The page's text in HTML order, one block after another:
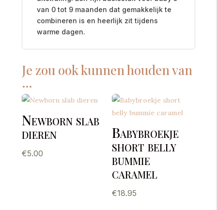
van 0 tot 9 maanden dat gemakkelijk te
combineren is en heerlijk zit tijdens
warme dagen.
Je zou ook kunnen houden van
…
Newborn slab
dieren
€5.00
Babybroekje
short belly
bummie
caramel
€18.95